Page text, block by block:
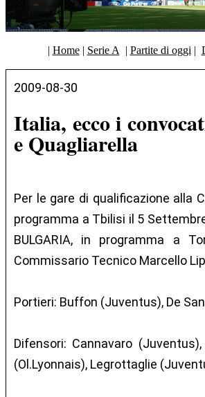
| Home| Serie A | Partite di oggi |
2009-08-30
Italia, ecco i
e Quagliarella
Per le gare di qualificazione alla
programma a Tbilisi il 5
BULGARIA, in programma a
Commissario Tecnico Marcello
Portieri: Buffon (Juventus), De
Difensori: Cannavaro
(Ol.Lyonnais), Legrottaglie